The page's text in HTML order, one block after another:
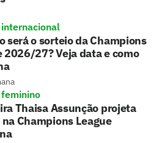
será o sorteio da Champions
2026/27? Veja data e como
Thaisa Assunção projeta
Champions League